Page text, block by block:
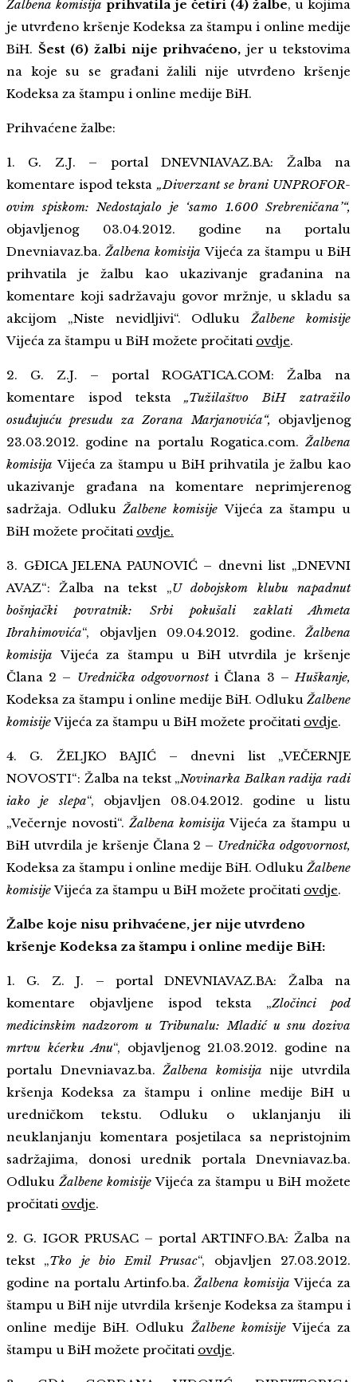
Žalbena komisija prihvatila je četiri (4) žalbe, u kojima
je utvrđeno kršenje Kodeksa za štampu i online medije
BiH. Šest (6) žalbi nije prihvaćeno, jer u tekstovima
na koje su se građani žalili nije utvrđeno kršenje
Kodeksa za štampu i online medije BiH.
Prihvaćene žalbe:
1. G. Z.J. – portal DNEVNIAVAZ.BA: Žalba na
komentare ispod teksta „Diverzant se brani UNPROFOR-
ovim spiskom: Nedostajalo je ‘samo 1.600 Srebreničana’“,
objavljenog 03.04.2012. godine na portalu
Dnevniavaz.ba. Žalbena komisijaVijeća za štampu u BiH
prihvatila je žalbu kao ukazivanje građanina na
komentare koji sadržavaju govor mržnje, u skladu sa
akcijom „Niste nevidljivi“. OdlukuŽalbene komisije
Vijeća za štampu u BiH možete pročitati ovdje.
2. G. Z.J. – portal ROGATICA.COM: Žalba na
komentare ispod teksta„Tužilaštvo BiH zatražilo
osuđujuću presudu za Zorana Marjanovića“, objavljenog
23.03.2012. godine na portalu Rogatica.com. Žalbena
komisijaVijeća za štampu u BiH prihvatila je žalbu kao
ukazivanje građana na komentare neprimjerenog
sadržaja. OdlukuŽalbene komisijeVijeća za štampu u
BiH možete pročitati ovdje.
3. GĐICA JELENA PAUNOVIĆ – dnevni list „DNEVNI
AVAZ“: Žalba na tekst „U dobojskom klubu napadnut
bošnjački povratnik: Srbi pokušali zaklati Ahmeta
Ibrahimovića“, objavljen 09.04.2012. godine. Žalbena
komisijaVijeća za štampu u BiH utvrdila je kršenje
Člana 2 – Urednička odgovornosti Člana 3 –Huškanje,
Kodeksa za štampu i online medije BiH. Odluku Žalbene
komisijeVijeća za štampu u BiH možete pročitati ovdje.
4. G. ŽELJKO BAJIĆ – dnevni list „VEČERNJE
NOVOSTI“: Žalba na tekst „Novinarka Balkan radija radi
iako je slepa“, objavljen 08.04.2012. godine u listu
„Večernje novosti“. Žalbena komisijaVijeća za štampu u
BiH utvrdila je kršenje Člana 2 – Urednička odgovornost,
Kodeksa za štampu i online medije BiH. Odluku Žalbene
komisijeVijeća za štampu u BiH možete pročitati ovdje.
Žalbe koje nisu prihvaćene, jer nije utvrđeno
kršenje Kodeksa za štampu i online medije BiH:
1. G. Z. J. – portal DNEVNIAVAZ.BA: Žalba na
komentare objavljene ispod teksta „Zločinci pod
medicinskim nadzorom u Tribunalu: Mladić u snu doziva
mrtvu kćerku Anu“, objavljenog 21.03.2012. godine na
portalu Dnevniavaz.ba.Žalbena komisijanije utvrdila
kršenja Kodeksa za štampu i online medije BiH u
uredničkom tekstu. Odluku o uklanjanju ili
neuklanjanju komentara posjetilaca sa nepristojnim
sadržajima, donosi urednik portala Dnevniavaz.ba.
Odluku Žalbene komisijeVijeća za štampu u BiH možete
pročitati ovdje.
2. G. IGOR PRUSAC – portal ARTINFO.BA: Žalba na
tekst „Tko je bio Emil Prusac“, objavljen 27.03.2012.
godine na portalu Artinfo.ba.Žalbena komisijaVijeća za
štampu u BiH nije utvrdila kršenje Kodeksa za štampu i
online medije BiH. Odluku Žalbene komisijeVijeća za
štampu u BiH možete pročitati ovdje.